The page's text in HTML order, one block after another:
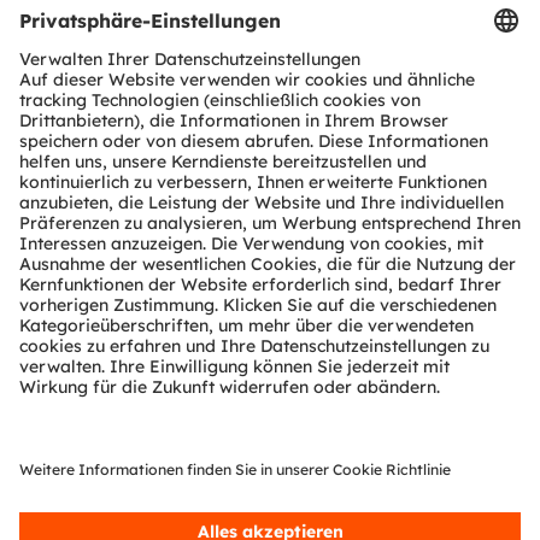
Produkt Selektor
Download Center
Tools
Kundenanfragen
Technischer Support
Partner Netzwerk
Whistleblowing
© 2026 ams-OSRAM AG. All rights reserved.
Datenschutzerklärung Nutzungsbedingungen
Terms of Trade
ImpressumCookie PolicyAI Policy